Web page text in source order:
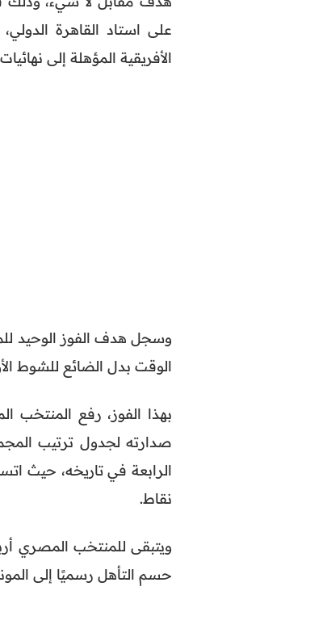
على استاد القاهرة
الأفريقية المؤهلة إلى نهائيات
وسجل هدف الفوز الوحيد
الوقت بدل الضائع للشوط
صدارته لجدول ترتيب
الرابعة في تاريخه، حيث
نقاط.
ويتبقى للمنتخب المصري
حسم التأهل رسميًا إلى